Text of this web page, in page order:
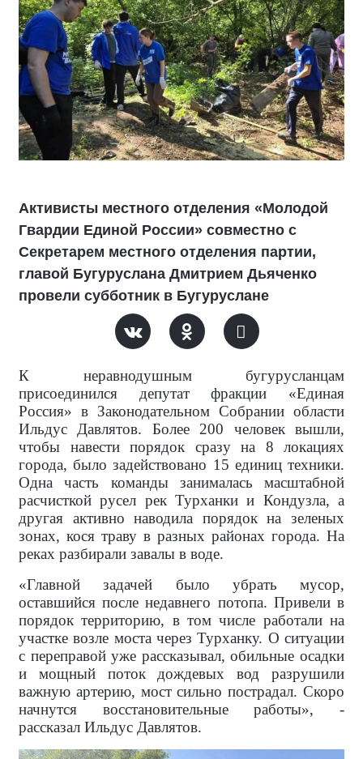
Активисты местного отделения «Молодой
Гвардии Единой России» совместно с
Секретарем местного отделения партии,
главой Бугуруслана Дмитрием Дьяченко
провели субботник в Бугуруслане
К неравнодушным бугурусланцам
присоединился депутат фракции «Единая
Россия» в Законодательном Собрании области
Ильдус Давлятов. Более 200 человек вышли,
чтобы навести порядок сразу на 8 локациях
города, было задействовано 15 единиц техники.
Одна часть команды занималась масштабной
расчисткой русел рек Турханки и Кондузла, а
другая активно наводила порядок на зеленых
зонах, кося траву в разных районах города. На
реках разбирали завалы в воде.
«Главной задачей было убрать мусор,
оставшийся после недавнего потопа. Привели в
порядок территорию, в том числе работали на
участке возле моста через Турханку. О ситуации
с переправой уже рассказывал, обильные осадки
и мощный поток дождевых вод разрушили
важную артерию, мост сильно пострадал. Скоро
начнутся восстановительные работы», -
рассказал Ильдус Давлятов.